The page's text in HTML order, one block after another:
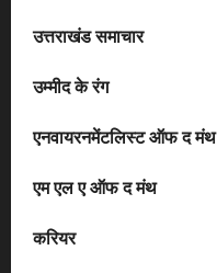
उत्तराखंड समाचार
उम्मीद के रंग
एनवायरनमेंटलिस्ट ऑफ द मंथ
एम एल ए ऑफ द मंथ
करियर